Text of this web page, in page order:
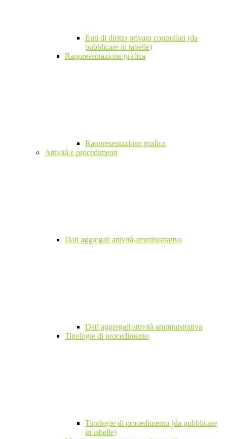
Enti di diritto privato controllati (da
pubblicare in tabelle)
Rappresentazione grafica
Rappresentazione grafica
Attività e procedimenti
Dati aggregati attività amministrativa
Dati aggregati attività amministrativa
Tipologie di procedimento
Tipologie di procedimento (da pubblicare
in tabelle)